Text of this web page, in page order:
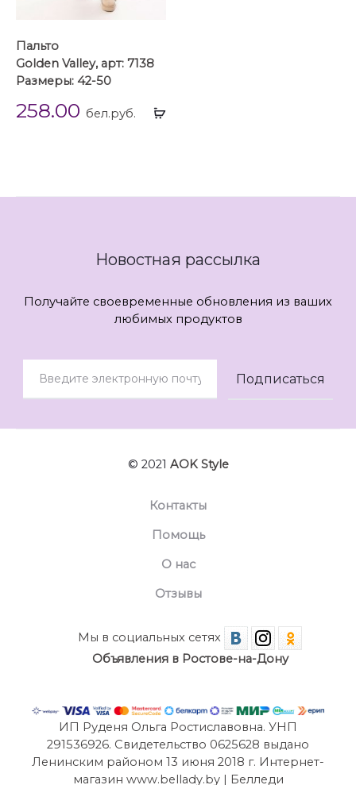
Выбрать
Пальто
Golden Valley, арт: 7138
Размеры: 42-50
258.00 бел.руб.
Новостная рассылка
Получайте своевременные обновления из ваших
любимых продуктов
© 2021 AOK Style
Контакты
Помощь
О нас
Отзывы
Мы в социальных сетях
Объявления в Ростове-на-Дону
ИП Руденя Ольга Ростиславовна. УНП
291536926. Свидетельство 0625628 выдано
Ленинским районом 13 июня 2018 г. Интернет-
магазин www.bellady.by | Белледи